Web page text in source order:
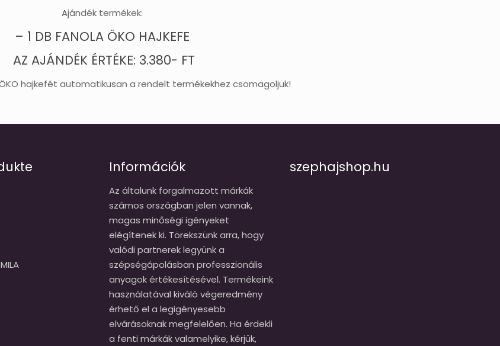
Ajándék termékek:
– 1 DB FANOLA ÖKO HAJKEFE
AZ AJÁNDÉK ÉRTÉKE: 3.380- FT
ÖKO hajkefét automatikusan a rendelt termékekhez csomagoljuk!
Információk
Az általunk forgalmazott márkák
számos országban jelen vannak,
magas minőségi igényeket
elégítenek ki. Törekszünk arra, hogy
valódi partnerek legyünk a
szépségápolásban professzionális
anyagok értékesítésével. Termékeink
használatával kiváló végeredmény
érhető el a legigényesebb
elvárásoknak megfelelően. Ha érdekli
a fenti márkák valamelyike, kérjük,
szephajshop.hu